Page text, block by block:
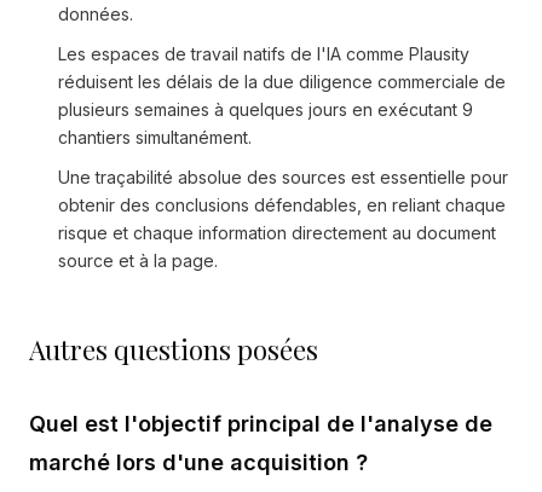
données.
Les espaces de travail natifs de l'IA comme Plausity
réduisent les délais de la due diligence commerciale de
plusieurs semaines à quelques jours en exécutant 9
chantiers simultanément.
Une traçabilité absolue des sources est essentielle pour
obtenir des conclusions défendables, en reliant chaque
risque et chaque information directement au document
source et à la page.
Autres questions posées
Quel est l'objectif principal de l'analyse de
marché lors d'une acquisition ?